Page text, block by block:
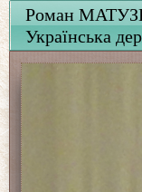
Роман
Українська